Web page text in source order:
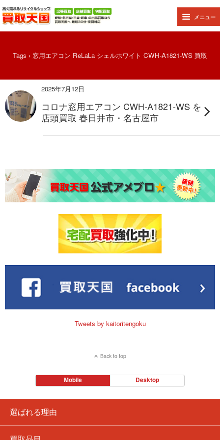
メニュー
Tags › 窓用エアコン ReLaLa シェルホワイト CWH-A1821-WS 買取
選ばれる理由
2025年7月12日
コロナ窓用エアコン CWH-A1821-WS を
店頭買取 春日井市・名古屋市
Tweets by kaitoritengoku
Back to top
Mobile Desktop